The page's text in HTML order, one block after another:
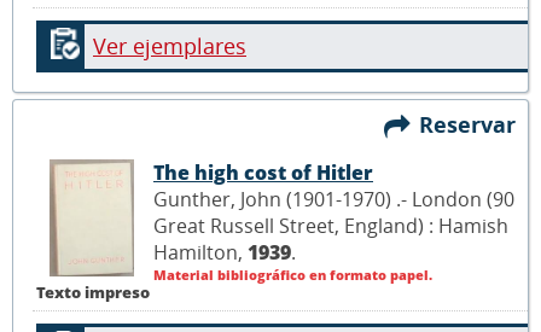
Ver ejemplares
Reservar
Texto impreso
The high cost of Hitler
Gunther, John (1901-1970) .- London (90
Great Russell Street, England) : Hamish
Hamilton, 1939.
Material bibliográfico en formato papel.